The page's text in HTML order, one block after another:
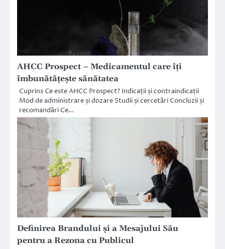
AHCC Prospect – Medicamentul care îți
îmbunătățește sănătatea
Cuprins Ce este AHCC Prospect? Indicații și contraindicații
Mod de administrare și dozare Studii și cercetări Concluzii și
recomandări Ce…
Definirea Brandului și a Mesajului Său
pentru a Rezona cu Publicul